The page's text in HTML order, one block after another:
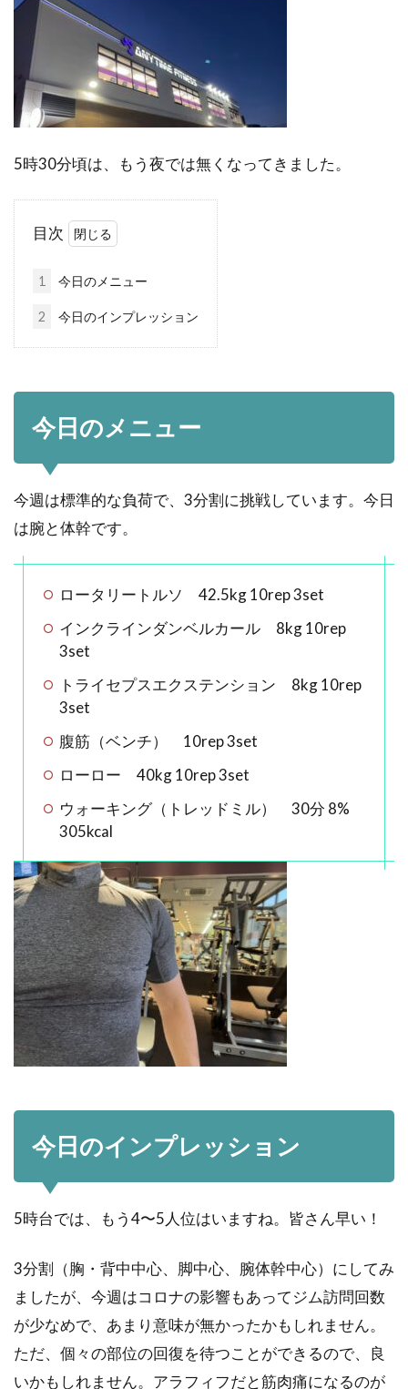
5時30分頃は、もう夜では無くなってきました。
目次
1 今日のメニュー
2 今日のインプレッション
今日のメニュー
今週は標準的な負荷で、3分割に挑戦しています。今日
は腕と体幹です。
ロータリートルソ 42.5kg 10rep 3set
インクラインダンベルカール 8kg 10rep
3set
トライセプスエクステンション 8kg 10rep
3set
腹筋（ベンチ） 10rep 3set
ローロー 40kg 10rep 3set
ウォーキング（トレッドミル） 30分 8%
305kcal
今日のインプレッション
5時台では、もう4〜5人位はいますね。皆さん早い！
3分割（胸・背中中心、脚中心、腕体幹中心）にしてみ
ましたが、今週はコロナの影響もあってジム訪問回数
が少なめで、あまり意味が無かったかもしれません。
ただ、個々の部位の回復を待つことができるので、良
いかもしれません。アラフィフだと筋肉痛になるのが